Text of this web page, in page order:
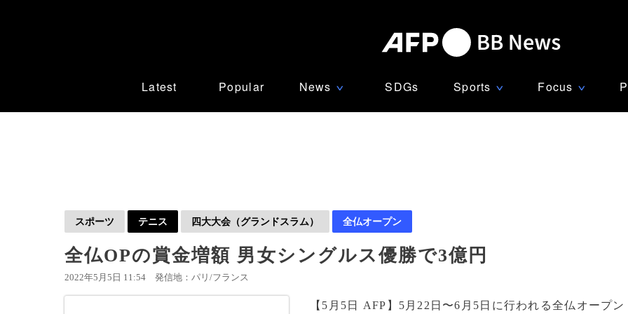
Latest Popular News ∨ SDGs Sports ∨ Focus ∨
スポーツ テニス 四大大会（グランドスラム） 全仏オープン
全仏OPの賞金増額 男女シングルス優勝で3億円
2022年5月5日 11:54 発信地：パリ/フランス
【5月5日 AFP】5月22日〜6月5日に行われる全仏オープン